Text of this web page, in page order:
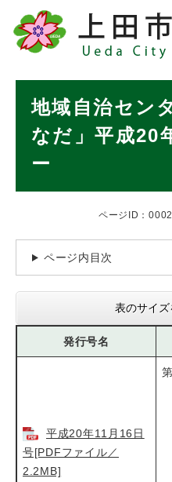
メニューを
地域自治セン
なだ」平成20
ー
ページID：
ページ内目次
表のサイ
発行号名
平成20年11月16日
号[PDFファイル／
2.2MB]